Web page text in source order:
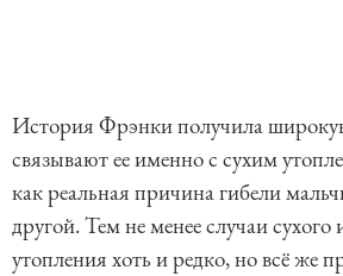
История Фрэнки получила
связывают ее именно с сухим
как реальная причина гибели
другой. Тем не менее случаи сухого
утопления хоть и редко, но всё же